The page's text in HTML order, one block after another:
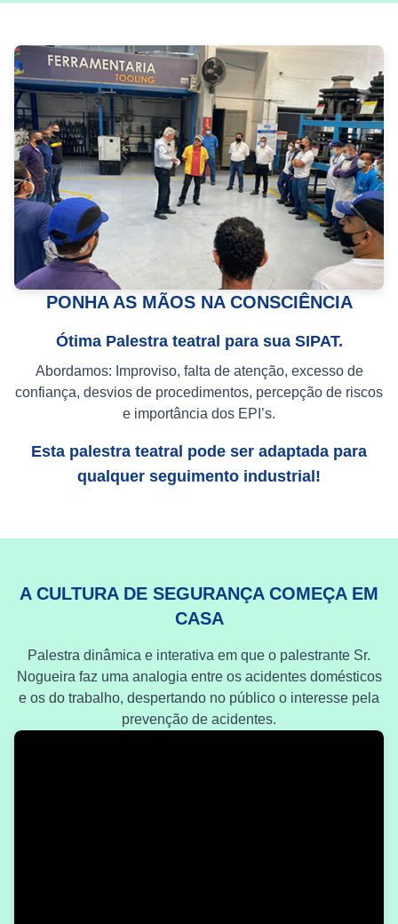
PONHA AS MÃOS NA CONSCIÊNCIA
Ótima Palestra teatral para sua SIPAT.
Abordamos: Improviso, falta de atenção, excesso de
confiança, desvios de procedimentos, percepção de riscos
e importância dos EPI’s.
Esta palestra teatral pode ser adaptada para
qualquer seguimento industrial!
A CULTURA DE SEGURANÇA COMEÇA EM
CASA
Palestra dinâmica e interativa em que o palestrante Sr.
Nogueira faz uma analogia entre os acidentes domésticos
e os do trabalho, despertando no público o interesse pela
prevenção de acidentes.